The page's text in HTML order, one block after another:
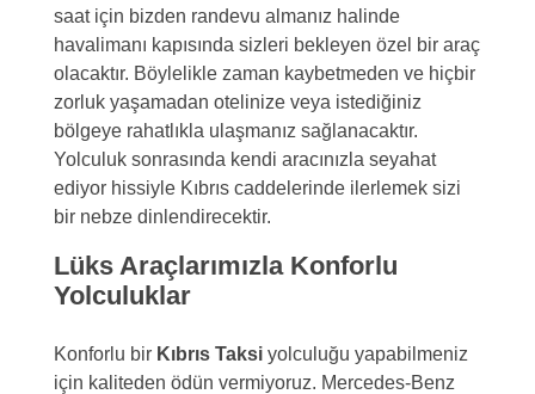
saat için bizden randevu almanız halinde
havalimanı kapısında sizleri bekleyen özel bir araç
olacaktır. Böylelikle zaman kaybetmeden ve hiçbir
zorluk yaşamadan otelinize veya istediğiniz
bölgeye rahatlıkla ulaşmanız sağlanacaktır.
Yolculuk sonrasında kendi aracınızla seyahat
ediyor hissiyle Kıbrıs caddelerinde ilerlemek sizi
bir nebze dinlendirecektir.
Lüks Araçlarımızla Konforlu
Yolculuklar
Konforlu bir Kıbrıs Taksi yolculuğu yapabilmeniz
için kaliteden ödün vermiyoruz. Mercedes-Benz